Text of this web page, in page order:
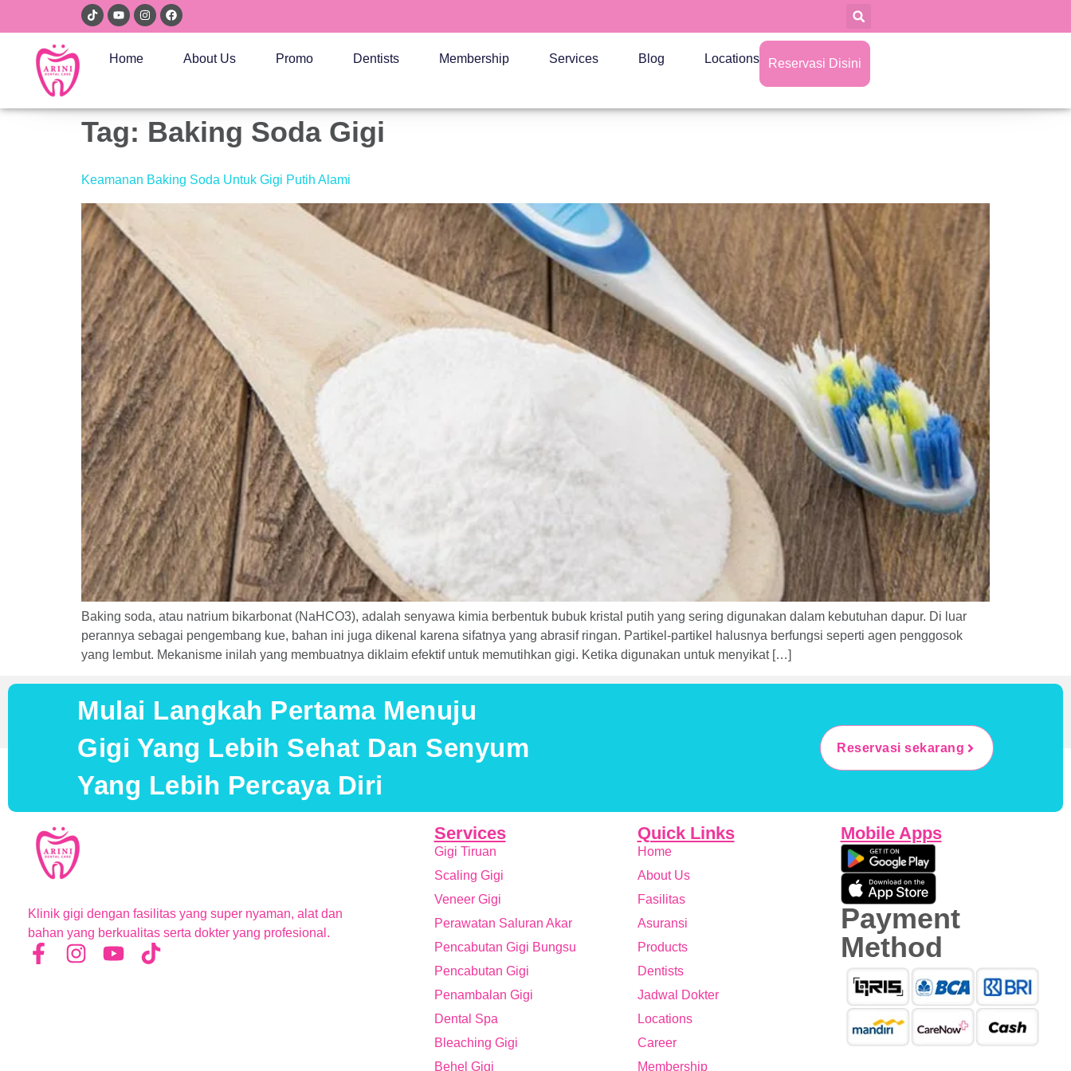
Home About Us Promo Dentists Membership Services Blog Locations Reservasi Disini
Tag: Baking Soda Gigi
Keamanan Baking Soda Untuk Gigi Putih Alami
Baking soda, atau natrium bikarbonat (NaHCO3​), adalah senyawa kimia berbentuk bubuk kristal putih yang sering digunakan dalam kebutuhan dapur. Di luar
perannya sebagai pengembang kue, bahan ini juga dikenal karena sifatnya yang abrasif ringan. Partikel-partikel halusnya berfungsi seperti agen penggosok
yang lembut. Mekanisme inilah yang membuatnya diklaim efektif untuk memutihkan gigi. Ketika digunakan untuk menyikat […]
Mulai Langkah Pertama Menuju
Gigi Yang Lebih Sehat Dan Senyum
Yang Lebih Percaya Diri
Reservasi sekarang
Klinik gigi dengan fasilitas yang super nyaman, alat dan
bahan yang berkualitas serta dokter yang profesional.
Services
Gigi Tiruan
Scaling Gigi
Veneer Gigi
Perawatan Saluran Akar
Pencabutan Gigi Bungsu
Pencabutan Gigi
Penambalan Gigi
Dental Spa
Bleaching Gigi
Behel Gigi
Quick Links
Home
About Us
Fasilitas
Asuransi
Products
Dentists
Jadwal Dokter
Locations
Career
Membership
Mobile Apps
Payment
Method